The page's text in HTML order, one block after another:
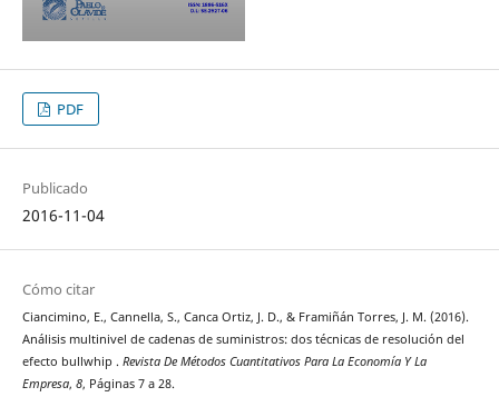
PDF
Publicado
2016-11-04
Cómo citar
Ciancimino, E., Cannella, S., Canca Ortiz, J. D., & Framiñán Torres, J. M. (2016).
Análisis multinivel de cadenas de suministros: dos técnicas de resolución del
efecto bullwhip . Revista De Métodos Cuantitativos Para La Economía Y La
Empresa, 8, Páginas 7 a 28.